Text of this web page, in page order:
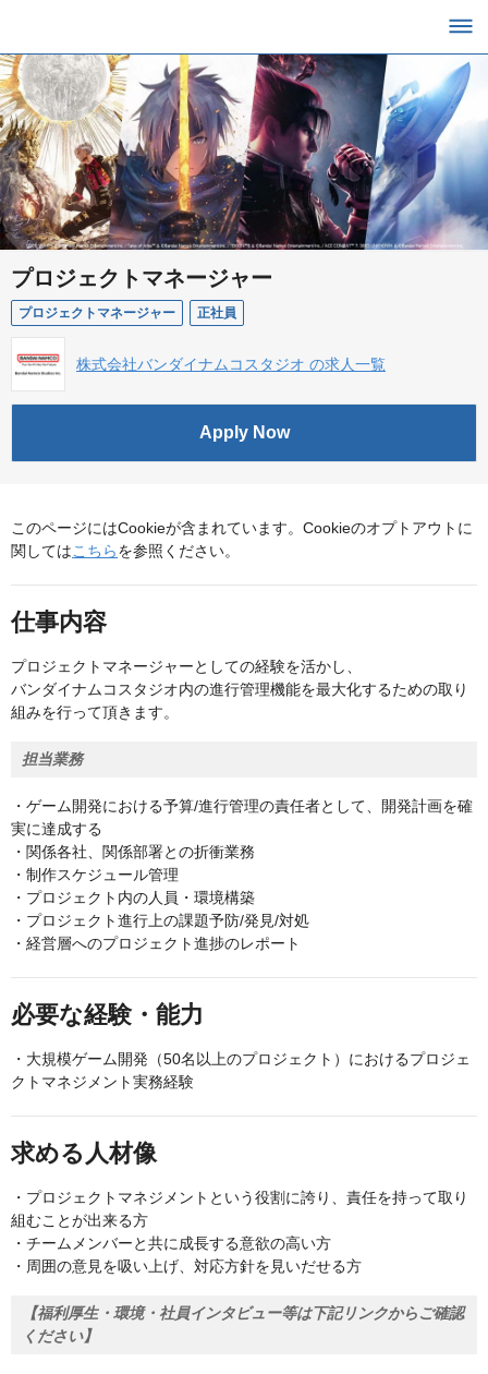
プロジェクトマネージャー
プロジェクトマネージャー 正社員
株式会社バンダイナムコスタジオ の求人一覧
Apply Now
このページにはCookieが含まれています。Cookieのオプトアウトに
関してはこちらを参照ください。
仕事内容
プロジェクトマネージャーとしての経験を活かし、
バンダイナムコスタジオ内の進行管理機能を最大化するための取り
組みを行って頂きます。
担当業務
・ゲーム開発における予算/進行管理の責任者として、開発計画を確
実に達成する
・関係各社、関係部署との折衝業務
・制作スケジュール管理
・プロジェクト内の人員・環境構築
・プロジェクト進行上の課題予防/発見/対処
・経営層へのプロジェクト進捗のレポート
必要な経験・能力
・大規模ゲーム開発（50名以上のプロジェクト）におけるプロジェ
クトマネジメント実務経験
求める人材像
・プロジェクトマネジメントという役割に誇り、責任を持って取り
組むことが出来る方
・チームメンバーと共に成長する意欲の高い方
・周囲の意見を吸い上げ、対応方針を見いだせる方
【福利厚生・環境・社員インタビュー等は下記リンクからご確認
ください】